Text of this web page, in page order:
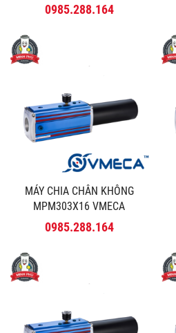
0985.288.164
MÁY CHIA CHÂN KHÔNG
MPM303X16 VMECA
0985.288.164